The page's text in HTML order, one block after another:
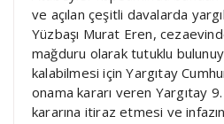
ve açılan çeşitli davalarda
Yüzbaşı Murat Eren,
mağduru olarak tutuklu
kalabilmesi için Yargıtay
onama kararı veren Yargıtay
kararına itiraz etmesi ve